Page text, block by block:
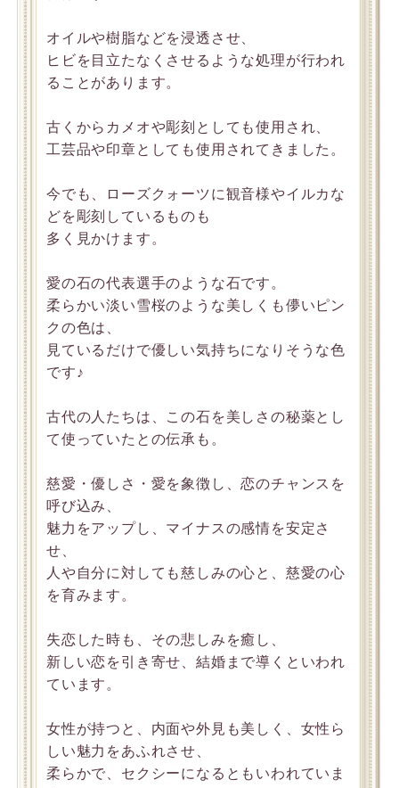
オイルや樹脂などを浸透させ、
ヒビを目立たなくさせるような処理が行われ
ることがあります。
古くからカメオや彫刻としても使用され、
工芸品や印章としても使用されてきました。
今でも、ローズクォーツに観音様やイルカな
どを彫刻しているものも
多く見かけます。
愛の石の代表選手のような石です。
柔らかい淡い雪桜のような美しくも儚いピン
クの色は、
見ているだけで優しい気持ちになりそうな色
です♪
古代の人たちは、この石を美しさの秘薬とし
て使っていたとの伝承も。
慈愛・優しさ・愛を象徴し、恋のチャンスを
呼び込み、
魅力をアップし、マイナスの感情を安定さ
せ、
人や自分に対しても慈しみの心と、慈愛の心
を育みます。
失恋した時も、その悲しみを癒し、
新しい恋を引き寄せ、結婚まで導くといわれ
ています。
女性が持つと、内面や外見も美しく、女性ら
しい魅力をあふれさせ、
柔らかで、セクシーになるともいわれていま